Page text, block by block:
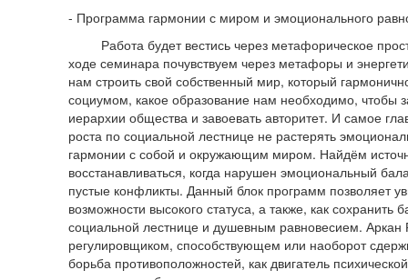
- Программа гармонии с миром и эмоционального
Работа будет вестись через метафорическое
ходе семинара почувствуем через метафоры и
нам строить свой собственный мир, который
социумом, какое образование нам необходимо, чтобы
иерархии общества и завоевать авторитет. И самое
роста по социальной лестнице не растерять
гармонии с собой и окружающим миром. Найдём
восстанавливаться, когда нарушен эмоциональный
пустые конфликты. Данный блок программ позволяет
возможности высокого статуса, а также, как
социальной лестнице и душевным равновесием. Аркан
регулировщиком, способствующем или наоборот
борьба противоположностей, как двигатель